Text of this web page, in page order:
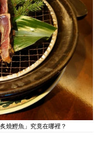
燒鰹魚」究竟在哪裡？